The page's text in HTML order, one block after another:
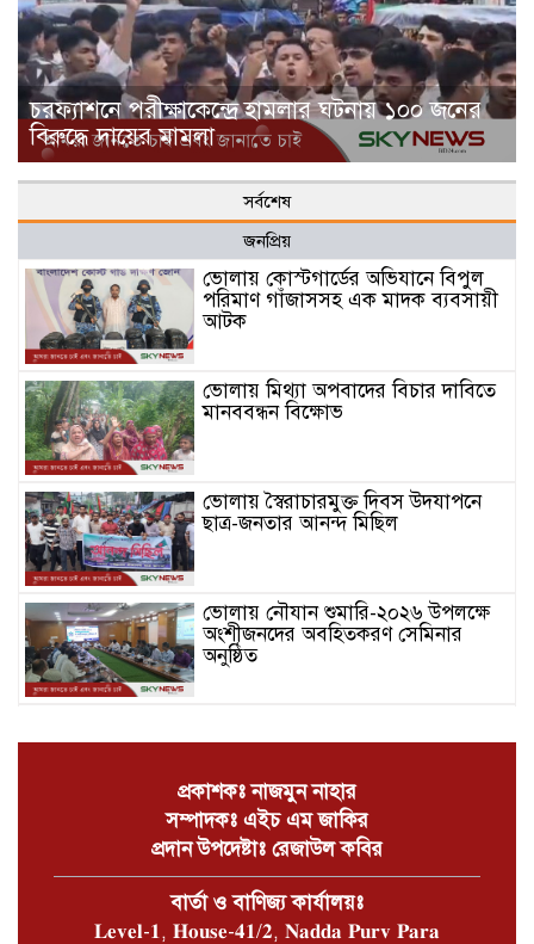
চরফ্যাশনে পরীক্ষাকেন্দ্রে হামলার ঘটনায় ১০০ জনের
বিরুদ্ধে দায়ের মামলা
সর্বশেষ
জনপ্রিয়
ভোলায় কোস্টগার্ডের অভিযানে বিপুল
পরিমাণ গাঁজাসসহ এক মাদক ব্যবসায়ী
আটক
ভোলায় মিথ্যা অপবাদের বিচার দাবিতে
মানববন্ধন বিক্ষোভ
ভোলায় স্বৈরাচারমুক্ত দিবস উদযাপনে
ছাত্র-জনতার আনন্দ মিছিল
ভোলায় নৌযান শুমারি-২০২৬ উপলক্ষে
অংশীজনদের অবহিতকরণ সেমিনার
অনুষ্ঠিত
সংস্কারের দাবিতে ভোলায় জামায়াতের
চরফ্যাশনে খাল পুঃনখনন শেষে রাষ্ট্রীয়
কোষাগারে ১ কোটি ২ লাখ টাকা ফেরত
দিলেন ইউএনও
প্রকাশকঃ নাজমুন নাহার
সম্পাদকঃ এইচ এম জাকির
প্রদান উপদেষ্টাঃ রেজাউল কবির
বার্তা ও বাণিজ্য কার্যালয়ঃ
𝐋𝐞𝐯𝐞𝐥-𝟏, 𝐇𝐨𝐮𝐬𝐞-𝟒𝟏/𝟐, 𝐍𝐚𝐝𝐝𝐚 𝐏𝐮𝐫𝐯 𝐏𝐚𝐫𝐚